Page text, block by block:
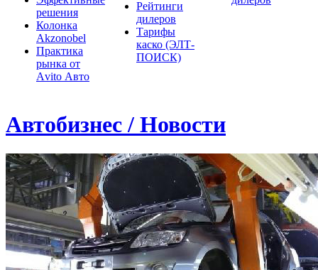
решения
Колонка
Akzonobel
Практика
рынка от
Аvito Авто
Рейтинги
дилеров
Тарифы
каско (ЭЛТ-
ПОИСК)
Автобизнес / Новости